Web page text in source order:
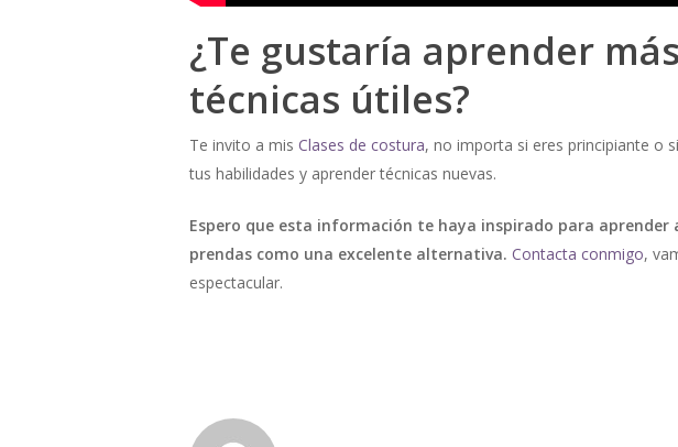
¿Te gustaría aprender
técnicas útiles?
Te invito a mis Clases de costura, no importa si eres principiante o
tus habilidades y aprender técnicas nuevas.
Espero que esta información te haya inspirado para
prendas como una excelente alternativa. Contacta conmigo,
espectacular.